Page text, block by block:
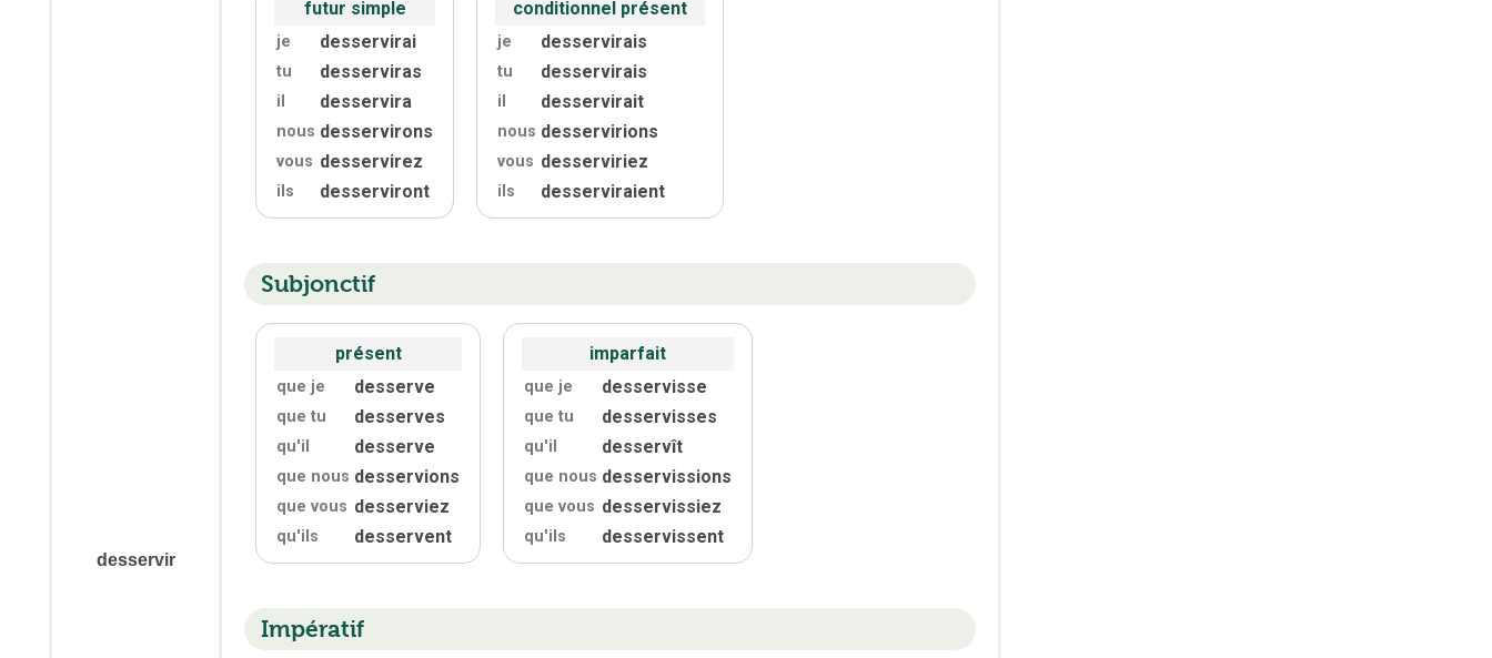
desservir
futur simple
je desservirai
tu desserviras
il desservira
nous desservirons
vous desservirez
ils desserviront
conditionnel présent
je desservirais
tu desservirais
il desservirait
nous desservirions
vous desserviriez
ils desserviraient
Subjonctif
présent
que je desserve
que tu desserves
qu'il desserve
que nous desservions
que vous desserviez
qu'ils desservent
imparfait
que je desservisse
que tu desservisses
qu'il desservît
que nous desservissions
que vous desservissiez
qu'ils desservissent
Impératif